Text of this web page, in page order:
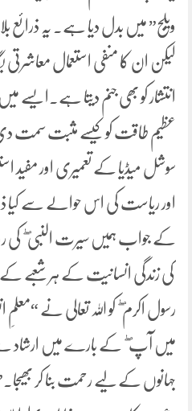
ویلج” میں بدل دیا ہے۔ یہ ذرائع
لیکن ان کا منفی استعمال معاشرتی
انتشار کو بھی جنم دیتا ہے۔ایسے
عظیم طاقت کو کیسے مثبت سمت
سوشل میڈیا کے تعمیری اور مفید
اور ریاست کی اس حوالے سے کیا
کے جواب ہمیں سیرت النبی ۖ کی
کی زندگی انسانیت کے ہر شعبے
رسول اکرم ۖ کو اللہ تعالی نے “معلمِ
میں آپ ۖ کے بارے میں ارشاد